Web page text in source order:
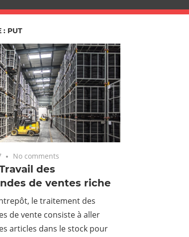
: PUT
No comments
des
de ventes riche
le traitement des
de vente consiste à aller
articles dans le stock pour